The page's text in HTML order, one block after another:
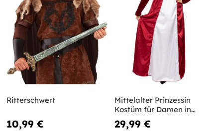
Ritterschwert
10,99 €
Mittelalter Prinzessin
Kostüm für Damen in
großer Größe
29,99 €